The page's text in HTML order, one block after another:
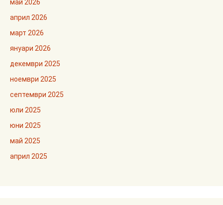
май 2026
април 2026
март 2026
януари 2026
декември 2025
ноември 2025
септември 2025
юли 2025
юни 2025
май 2025
април 2025